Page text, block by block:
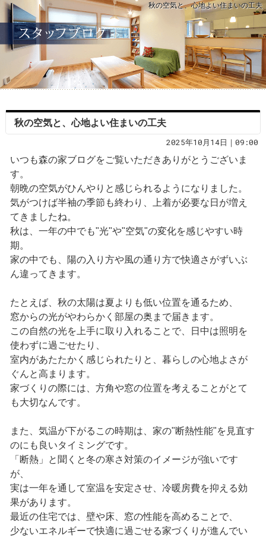
秋の空気と、心地よい住まいの工夫
秋の空気と、心地よい住まいの工夫
2025年10月14日｜09:00
いつも森の家ブログをご覧いただきありがとうございま
す。
朝晩の空気がひんやりと感じられるようになりました。
気がつけば半袖の季節も終わり、上着が必要な日が増え
てきましたね。
秋は、一年の中でも"光"や"空気"の変化を感じやすい時
期。
家の中でも、陽の入り方や風の通り方で快適さがずいぶ
ん違ってきます。
たとえば、秋の太陽は夏よりも低い位置を通るため、
窓からの光がやわらかく部屋の奥まで届きます。
この自然の光を上手に取り入れることで、日中は照明を
使わずに過ごせたり、
室内があたたかく感じられたりと、暮らしの心地よさが
ぐんと高まります。
家づくりの際には、方角や窓の位置を考えることがとて
も大切なんです。
また、気温が下がるこの時期は、家の"断熱性能"を見直す
のにも良いタイミングです。
「断熱」と聞くと冬の寒さ対策のイメージが強いです
が、
実は一年を通して室温を安定させ、冷暖房費を抑える効
果があります。
最近の住宅では、壁や床、窓の性能を高めることで、
少ないエネルギーで快適に過ごせる家づくりが進んでい